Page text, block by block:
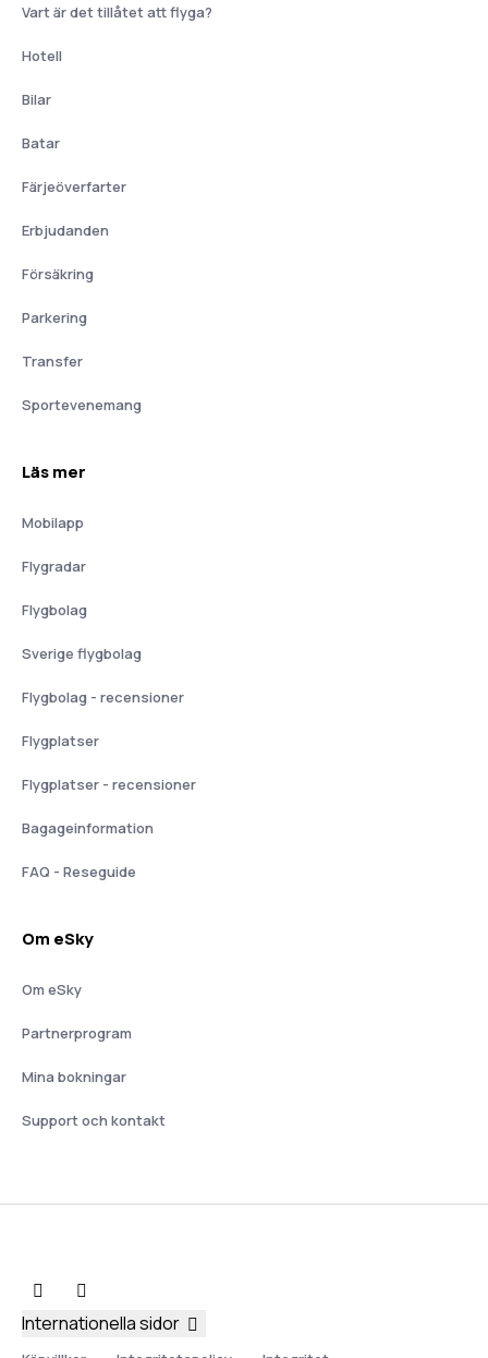
Vart är det tillåtet att flyga?
Hotell
Bilar
Batar
Färjeöverfarter
Erbjudanden
Försäkring
Parkering
Transfer
Sportevenemang
Läs mer
Mobilapp
Flygradar
Flygbolag
Sverige flygbolag
Flygbolag - recensioner
Flygplatser
Flygplatser - recensioner
Bagageinformation
FAQ - Reseguide
Om eSky
Om eSky
Partnerprogram
Mina bokningar
Support och kontakt
Internationella sidor